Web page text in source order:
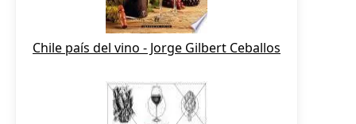
Chile país del vino - Jorge Gilbert Ceballos